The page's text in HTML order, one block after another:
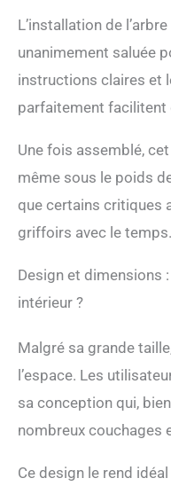
L’installation de
unanimement saluée
instructions claires et
parfaitement facilitent
Une fois assemblé,
même sous le poids
que certains critiques
griffoirs avec le temps.
Design et dimensions
intérieur ?
Malgré sa grande
l’espace. Les
sa conception qui,
nombreux couchages
Ce design le rend